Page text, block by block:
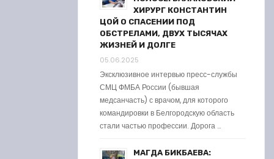
ХИРУРГ КОНСТАНТИН
ЦОЙ О СПАСЕНИИ ПОД
ОБСТРЕЛАМИ, ДВУХ ТЫСЯЧАХ
ЖИЗНЕЙ И ДОЛГЕ
05.06.2025
Эксклюзивное интервью пресс-службы
СМЦ ФМБА России (бывшая
медсанчасть) с врачом, для которого
командировки в Белгородскую область
стали частью профессии. Дорога …
МАГДА БИКБАЕВА: